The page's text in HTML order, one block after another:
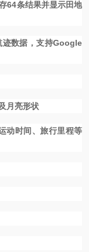
64条结果并显示田地
迹数据，支持Google
月亮形状
动时间、旅行里程等